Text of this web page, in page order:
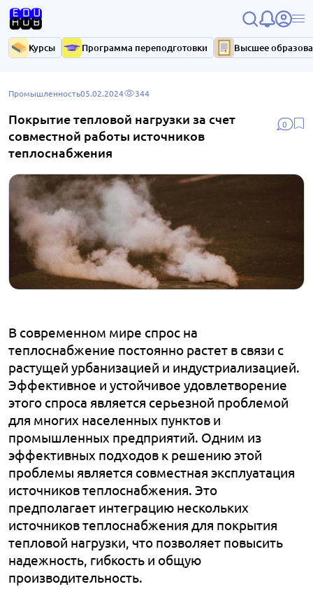
Курсы Программа переподготовки Высшее
0
Промышленность05.02.2024 344
Покрытие тепловой нагрузки за счет
совместной работы источников
теплоснабжения
В современном мире спрос на
теплоснабжение постоянно растет в связи с
растущей урбанизацией и индустриализацией.
Эффективное и устойчивое удовлетворение
этого спроса является серьезной проблемой
для многих населенных пунктов и
промышленных предприятий. Одним из
эффективных подходов к решению этой
проблемы является совместная эксплуатация
источников теплоснабжения. Это
предполагает интеграцию нескольких
источников теплоснабжения для покрытия
тепловой нагрузки, что позволяет повысить
надежность, гибкость и общую
производительность.